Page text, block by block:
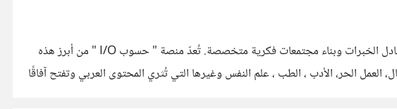
في ظل التحوّلات المتسارعة التي يشهدها الفضاء الرقمي، أصبحت المنصات المعرفية والتفاعلية تلعب دورًا محوريًا في تبادل الخبرات وبناء مجتمعات فكرية متخصصة. تُعدّ منصة " حسوب I/O " من أبرز هذه
الحر، الأدب ، الطب ، علم النفس وغيرها التي تُثري المحتوى العربي وتفتح آفاقًا